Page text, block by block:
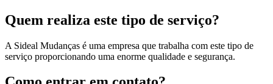
Quem realiza este tipo de serviço?
A Sideal Mudanças é uma empresa que trabalha com este tipo de
serviço proporcionando uma enorme qualidade e segurança.